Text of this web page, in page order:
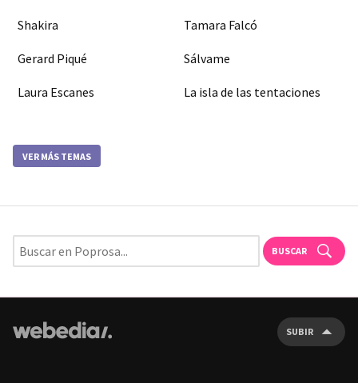
Shakira Tamara Falcó
Gerard Piqué Sálvame
Laura Escanes La isla de las tentaciones
VER MÁS TEMAS
BUSCAR
SUBIR